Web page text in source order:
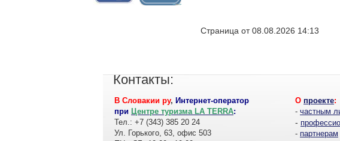
Страница от 08.08.2026 14:13
Контакты:
В Словакии ру, Интернет-оператор
при Центре туризма LA TERRA:
Тел.: +7 (343) 385 20 24
Ул. Горького, 63, офис 503
О проекте:
- частным
-
- партнерам